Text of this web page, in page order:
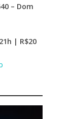
– Dom
| R$20